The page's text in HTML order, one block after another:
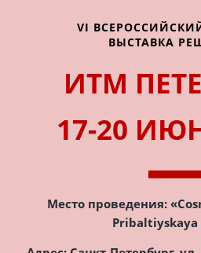
VI
ВЫСТАВКА
ИТМ
17-20
Место проведения:
Pribaltiyskaya